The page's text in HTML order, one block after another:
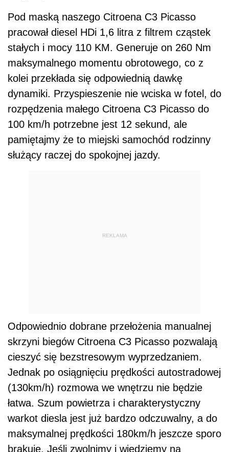
Pod maską naszego Citroena C3 Picasso
pracował diesel HDi 1,6 litra z filtrem cząstek
stałych i mocy 110 KM. Generuje on 260 Nm
maksymalnego momentu obrotowego, co z
kolei przekłada się odpowiednią dawkę
dynamiki. Przyspieszenie nie wciska w fotel, do
rozpędzenia małego Citroena C3 Picasso do
100 km/h potrzebne jest 12 sekund, ale
pamiętajmy że to miejski samochód rodzinny
służący raczej do spokojnej jazdy.
REKLAMA
Odpowiednio dobrane przełożenia manualnej
skrzyni biegów Citroena C3 Picasso pozwalają
cieszyć się bezstresowym wyprzedzaniem.
Jednak po osiągnięciu prędkości autostradowej
(130km/h) rozmowa we wnętrzu nie będzie
łatwa. Szum powietrza i charakterystyczny
warkot diesla jest już bardzo odczuwalny, a do
maksymalnej prędkości 180km/h jeszcze sporo
brakuje. Jeśli zwolnimy i wjedziemy na